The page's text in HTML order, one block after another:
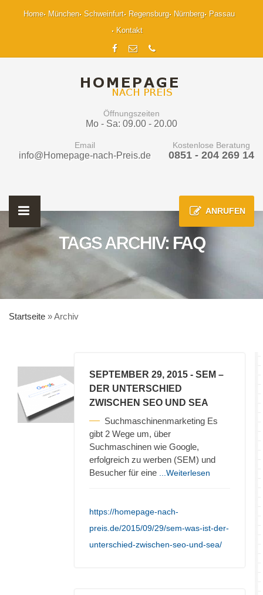
Home München Schweinfurt Regensburg Nürnberg
Passau
Kontakt
Öffnungszeiten
Mo - Sa: 09.00 - 20.00
Email
info@Homepage-nach-Preis.de
Kostenlose Beratung
0851 - 204 269 14
ANRUFEN
TAGS ARCHIV: FAQ
Startseite »Archiv
SEPTEMBER 29, 2015 - SEM –
DER UNTERSCHIED
ZWISCHEN SEO UND SEA
Suchmaschinenmarketing Es
gibt 2 Wege um, über
Suchmaschinen wie Google,
erfolgreich zu werben (SEM) und
Besucher für eine
...Weiterlesen
https://homepage-nach-
preis.de/2015/09/29/sem-was-ist-der-
unterschied-zwischen-seo-und-sea/